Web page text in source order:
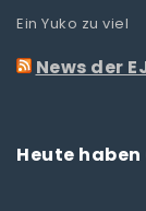
Ein Yuko zu viel
News der
Heute